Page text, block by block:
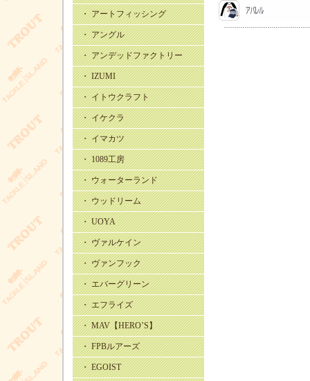
・ アートフィッシング
・ アングル
・ アンデッドファクトリー
・ IZUMI
・ イトウクラフト
・ イケクラ
・ イマカツ
・ 1089工房
・ ウォーターランド
・ ウッドリーム
・ UOYA
・ ヴァルケイン
・ ヴァンフック
・ エバーグリーン
・ エフライズ
・ MAV【HERO’S】
・ FPBルアーズ
・ EGOIST